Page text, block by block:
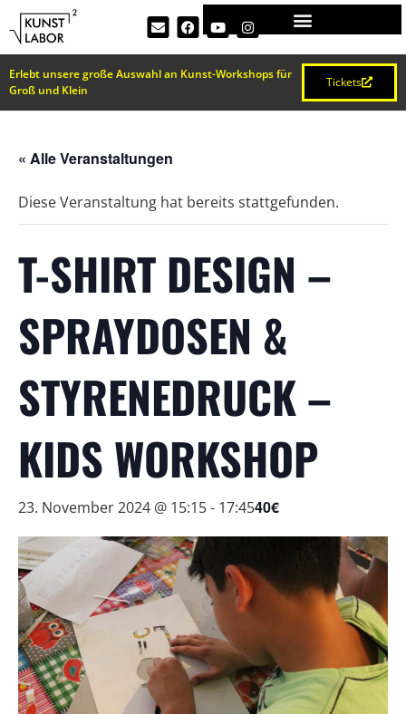
Erlebt unsere große Auswahl an Kunst-Workshops für
Groß und Klein
Tickets
« Alle Veranstaltungen
Diese Veranstaltung hat bereits stattgefunden.
T-SHIRT DESIGN –
SPRAYDOSEN &
STYRENEDRUCK –
KIDS WORKSHOP
23. November 2024 @ 15:15- 17:4540€